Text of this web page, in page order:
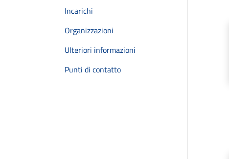
Incarichi
Organizzazioni
Ulteriori informazioni
Punti di contatto